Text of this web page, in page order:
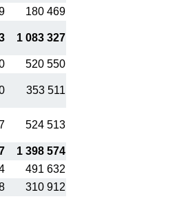
180 469
1 083 327
520 550
353 511
524 513
1 398 574
491 632
310 912